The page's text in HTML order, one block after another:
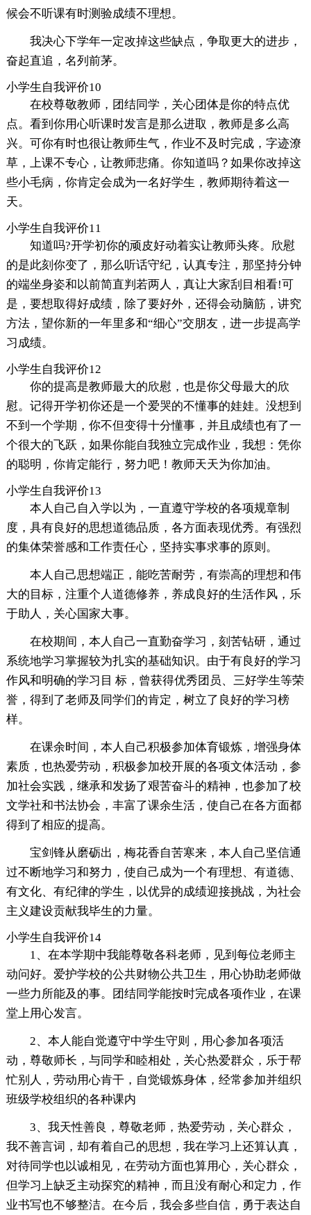
候会不听课有时测验成绩不理想。
我决心下学年一定改掉这些缺点，争取更大的进步，
奋起直追，名列前茅。
小学生自我评价10
在校尊敬教师，团结同学，关心团体是你的特点优
点。看到你用心听课时发言是那么进取，教师是多么高
兴。可你有时也很让教师生气，作业不及时完成，字迹潦
草，上课不专心，让教师悲痛。你知道吗？如果你改掉这
些小毛病，你肯定会成为一名好学生，教师期待着这一
天。
小学生自我评价11
知道吗?开学初你的顽皮好动着实让教师头疼。欣慰
的是此刻你变了，那么听话守纪，认真专注，那坚持分钟
的端坐身姿和以前简直判若两人，真让大家刮目相看!可
是，要想取得好成绩，除了要好外，还得会动脑筋，讲究
方法，望你新的一年里多和“细心”交朋友，进一步提高学
习成绩。
小学生自我评价12
你的提高是教师最大的欣慰，也是你父母最大的欣
慰。记得开学初你还是一个爱哭的不懂事的娃娃。没想到
不到一个学期，你不但变得十分懂事，并且成绩也有了一
个很大的飞跃，如果你能自我独立完成作业，我想：凭你
的聪明，你肯定能行，努力吧！教师天天为你加油。
小学生自我评价13
本人自己自入学以为，一直遵守学校的各项规章制
度，具有良好的思想道德品质，各方面表现优秀。有强烈
的集体荣誉感和工作责任心，坚持实事求事的原则。
本人自己思想端正，能吃苦耐劳，有崇高的理想和伟
大的目标，注重个人道德修养，养成良好的生活作风，乐
于助人，关心国家大事。
在校期间，本人自己一直勤奋学习，刻苦钻研，通过
系统地学习掌握较为扎实的基础知识。由于有良好的学习
作风和明确的学习目 标，曾获得优秀团员、三好学生等荣
誉，得到了老师及同学们的肯定，树立了良好的学习榜
样。
在课余时间，本人自己积极参加体育锻炼，增强身体
素质，也热爱劳动，积极参加校开展的各项文体活动，参
加社会实践，继承和发扬了艰苦奋斗的精神，也参加了校
文学社和书法协会，丰富了课余生活，使自己在各方面都
得到了相应的提高。
宝剑锋从磨砺出，梅花香自苦寒来，本人自己坚信通
过不断地学习和努力，使自己成为一个有理想、有道德、
有文化、有纪律的学生，以优异的成绩迎接挑战，为社会
主义建设贡献我毕生的力量。
小学生自我评价14
1、在本学期中我能尊敬各科老师，见到每位老师主
动问好。爱护学校的公共财物公共卫生，用心协助老师做
一些力所能及的事。团结同学能按时完成各项作业，在课
堂上用心发言。
2、本人能自觉遵守中学生守则，用心参加各项活
动，尊敬师长，与同学和睦相处，关心热爱群众，乐于帮
忙别人，劳动用心肯干，自觉锻炼身体，经常参加并组织
班级学校组织的各种课内
3、我天性善良，尊敬老师，热爱劳动，关心群众，
我不善言词，却有着自己的思想，我在学习上还算认真，
对待同学也以诚相见，在劳动方面也算用心，关心群众，
但学习上缺乏主动探究的精神，而且没有耐心和定力，作
业书写也不够整洁。在今后，我会多些自信，勇于表达自